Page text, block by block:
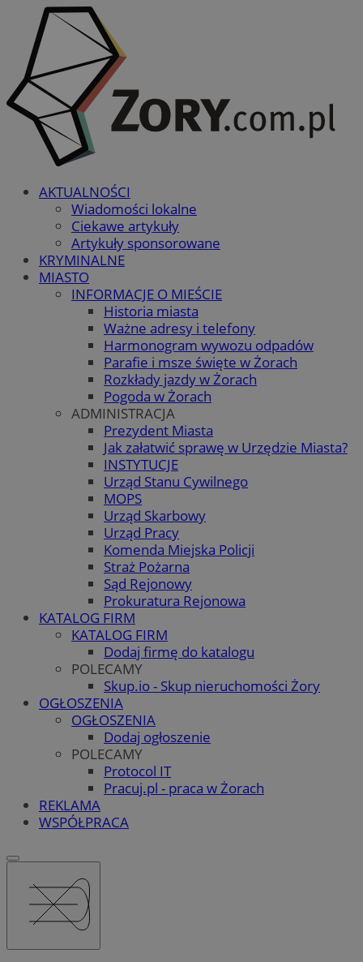
AKTUALNOŚCI
Wiadomości lokalne
Ciekawe artykuły
Artykuły sponsorowane
KRYMINALNE
MIASTO
INFORMACJE O MIEŚCIE
Historia miasta
Ważne adresy i telefony
Harmonogram wywozu odpadów
Parafie i msze święte w Żorach
Rozkłady jazdy w Żorach
Pogoda w Żorach
ADMINISTRACJA
Prezydent Miasta
Jak załatwić sprawę w Urzędzie Miasta?
INSTYTUCJE
Urząd Stanu Cywilnego
MOPS
Urząd Skarbowy
Urząd Pracy
Komenda Miejska Policji
Straż Pożarna
Sąd Rejonowy
Prokuratura Rejonowa
KATALOG FIRM
KATALOG FIRM
Dodaj firmę do katalogu
POLECAMY
Skup.io - Skup nieruchomości Żory
OGŁOSZENIA
OGŁOSZENIA
Dodaj ogłoszenie
POLECAMY
Protocol IT
Pracuj.pl - praca w Żorach
REKLAMA
WSPÓŁPRACA